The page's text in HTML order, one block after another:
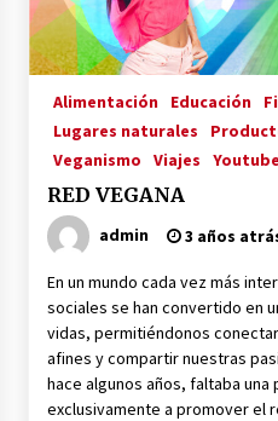
La Primera
Vegetal
3 años atrás
el Mundo
3 años atrás
Viajar en moto
3 años atrás
Alimentación Educación
Lugares naturales
Veganismo
Viajes Youtube
RED VEGANA
admin 3 años
En un mundo cada vez más
sociales se han convertido en
vidas, permitiéndonos
afines y compartir nuestras
hace algunos años, faltaba
exclusivamente a promover el